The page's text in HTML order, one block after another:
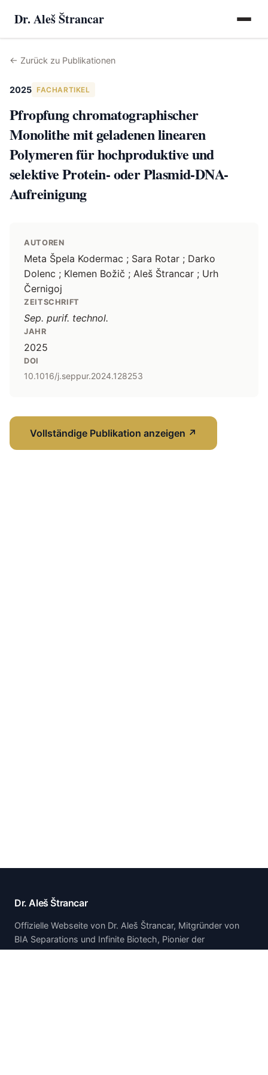
Dr. Aleš Štrancar
← Zurück zu Publikationen
2025 FACHARTIKEL
Pfropfung chromatographischer
Monolithe mit geladenen linearen
Polymeren für hochproduktive und
selektive Protein- oder Plasmid-DNA-
Aufreinigung
AUTOREN
Meta Špela Kodermac ; Sara Rotar ; Darko
Dolenc ; Klemen Božič ; Aleš Štrancar ; Urh
Černigoj
ZEITSCHRIFT
Sep. purif. technol.
JAHR
2025
DOI
10.1016/j.seppur.2024.128253
Vollständige Publikation anzeigen ↗
Dr. Aleš Štrancar
Offizielle Webseite von Dr. Aleš Štrancar, Mitgründer von
BIA Separations und Infinite Biotech, Pionier der
monolithischen CIM-Chromatographietechnologie.